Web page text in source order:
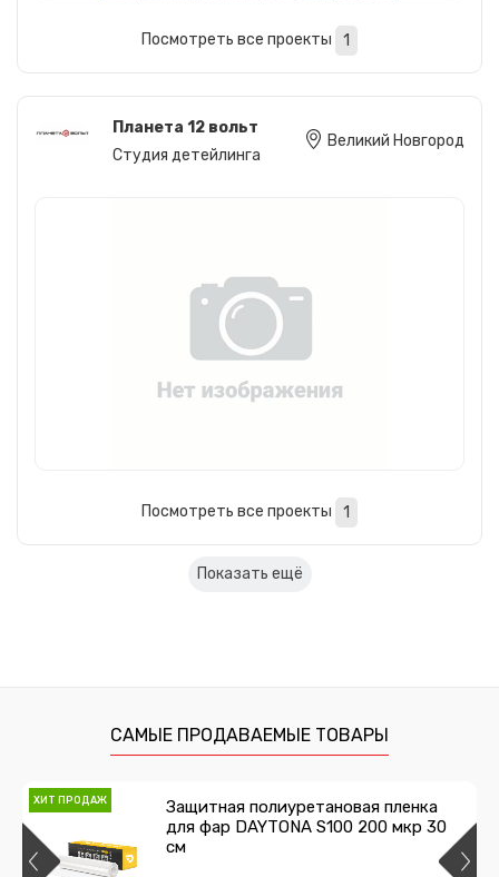
Посмотреть все проекты 1
Планета 12 вольт
Студия детейлинга
Великий Новгород
Посмотреть все проекты 1
Показать ещё
САМЫЕ ПРОДАВАЕМЫЕ ТОВАРЫ
ХИТ ПРОДАЖ
Защитная полиуретановая пленка
для фар DAYTONA S100 200 мкр 30
см